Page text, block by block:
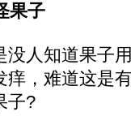
果子
人知道果子
，难道这是
子?